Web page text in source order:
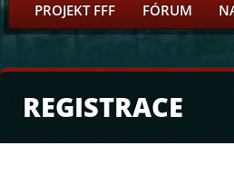
PROJEKT FFF FÓRUM
REGISTRACE